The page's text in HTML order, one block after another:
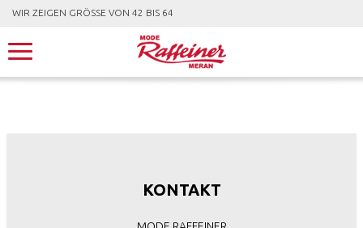
KONTAKT
WIR ZEIGEN GRÖSSE VON 42 BIS 64